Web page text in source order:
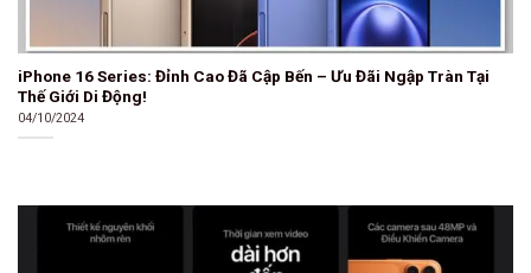
iPhone 16 Series: Đỉnh Cao Đã Cập Bến – Ưu Đãi Ngập Tràn Tại
Thế Giới Di Động!
04/10/2024